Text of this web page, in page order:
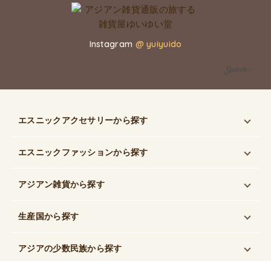
Instagram @ yuiyuido
エスニックアクセサリーから探す
エスニックファッションから探す
アジアン雑貨から探す
生産国から探す
アジアの少数民族から探す